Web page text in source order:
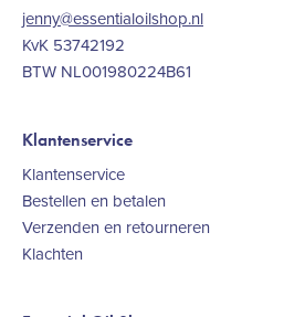
jenny@essentialoilshop.nl
KvK 53742192
BTW NL001980224B61
Klantenservice
Klantenservice
Bestellen en betalen
Verzenden en retourneren
Klachten